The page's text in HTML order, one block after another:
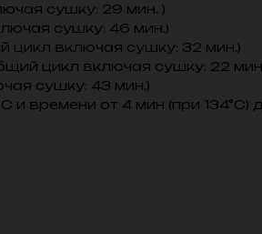
сушку: 29 мин. )
сушку: 46 мин.)
цикл включая сушку: 32 мин.)
цикл включая сушку: 22
сушку: 43 мин.)
времени от 4 мин (при 134°С)